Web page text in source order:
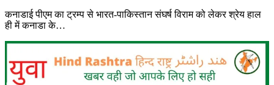
कनाडाई पीएम का ट्रम्प से भारत-पाकिस्तान संघर्ष विराम को लेकर श्रेय हाल
ही में कनाडा के…